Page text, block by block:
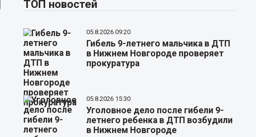
ТОП новостей
05.8.2026 09:20
Гибель 9-летнего мальчика в ДТП
в Нижнем Новгороде проверяет
прокуратура
05.8.2026 15:30
Уголовное дело после гибели 9-
летнего ребенка в ДТП возбудили
в Нижнем Новгороде